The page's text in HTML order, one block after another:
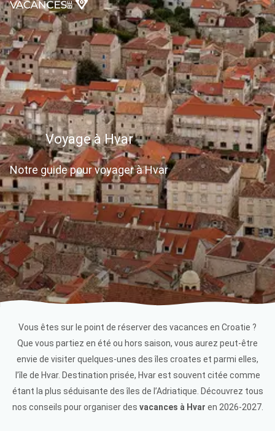
Voyage à Hvar
Notre guide pour voyager à Hvar
Vous êtes sur le point de réserver des vacances en Croatie ?
Que vous partiez en été ou hors saison, vous aurez peut-être
envie de visiter quelques-unes des îles croates et parmi elles,
l’île de Hvar. Destination prisée, Hvar est souvent citée comme
étant la plus séduisante des îles de l’Adriatique. Découvrez tous
nos conseils pour organiser des vacances à Hvar en 2026-2027.